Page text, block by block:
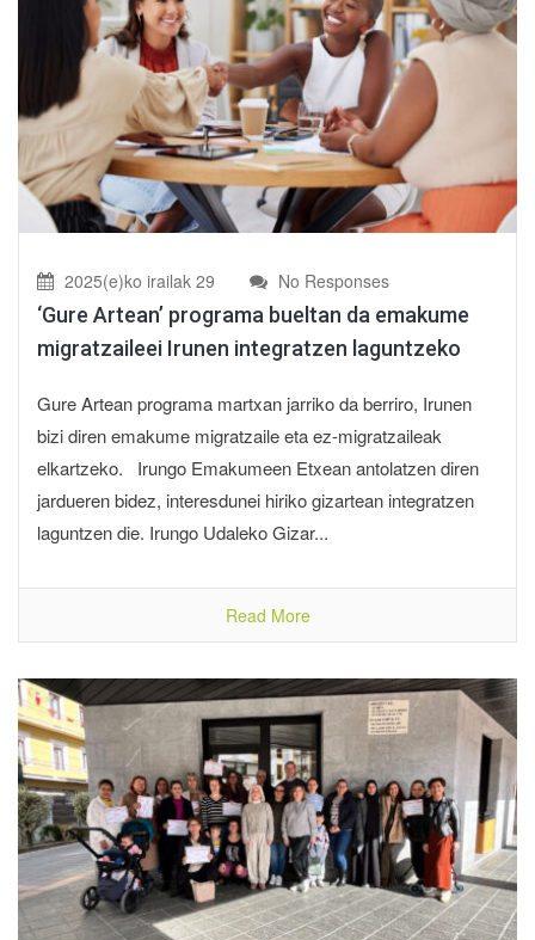
2025(e)ko irailak 29 No Responses
‘Gure Artean’ programa bueltan da emakume
migratzaileei Irunen integratzen laguntzeko
Gure Artean programa martxan jarriko da berriro, Irunen
bizi diren emakume migratzaile eta ez-migratzaileak
elkartzeko. Irungo Emakumeen Etxean antolatzen diren
jardueren bidez, interesdunei hiriko gizartean integratzen
laguntzen die. Irungo Udaleko Gizar...
Read More